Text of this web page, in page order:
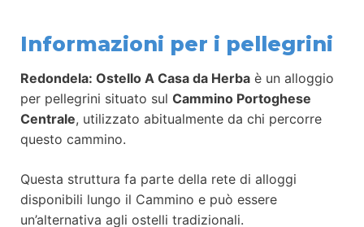
Informazioni per i pellegrini
Redondela: Ostello A Casa da Herba è un alloggio
per pellegrini situato sul Cammino Portoghese
Centrale, utilizzato abitualmente da chi percorre
questo cammino.
Questa struttura fa parte della rete di alloggi
disponibili lungo il Cammino e può essere
un’alternativa agli ostelli tradizionali.